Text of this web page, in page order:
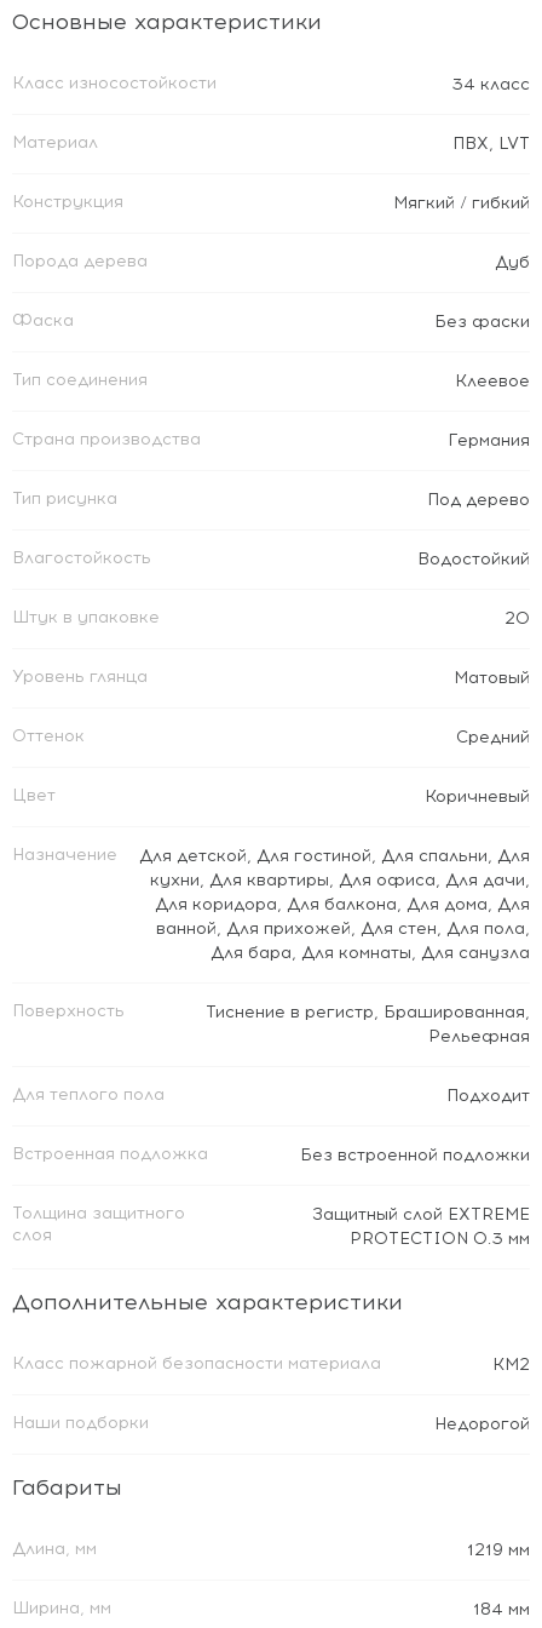
Основные характеристики
Класс износостойкости 34 класс
Материал ПВХ, LVT
Конструкция Мягкий / гибкий
Порода дерева Дуб
Фаска Без фаски
Тип соединения Клеевое
Страна производства Германия
Тип рисунка Под дерево
Влагостойкость Водостойкий
Штук в упаковке 20
Уровень глянца Матовый
Оттенок Средний
Цвет Коричневый
Назначение Для детской, Для гостиной, Для спальни, Для
кухни, Для квартиры, Для офиса, Для дачи,
Для коридора, Для балкона, Для дома, Для
ванной, Для прихожей, Для стен, Для пола,
Для бара, Для комнаты, Для санузла
Поверхность Тиснение в регистр, Брашированная,
Рельефная
Для теплого пола Подходит
Встроенная подложка Без встроенной подложки
Толщина защитного
слоя
Защитный слой EXTREME
PROTECTION 0.3 мм
Дополнительные характеристики
Класс пожарной безопасности материала КМ2
Наши подборки Недорогой
Габариты
Длина, мм 1219 мм
Ширина, мм 184 мм